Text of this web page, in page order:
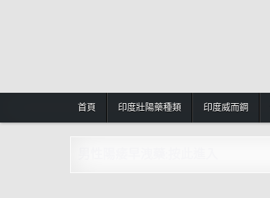
首頁 印度壯陽藥種類 印度威而鋼